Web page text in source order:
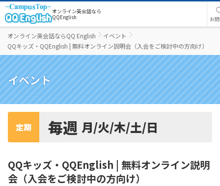
オンライン英会話なら
QQEnglish
お
オンライン英会話ならQQ English
イベント
QQキッズ・QQEnglish | 無料オンライン説明会（入会をご検討中の方向け）
イベント
定期 毎週 月/火/木/土/日
QQキッズ・QQEnglish | 無料オンライン説明
会（入会をご検討中の方向け）